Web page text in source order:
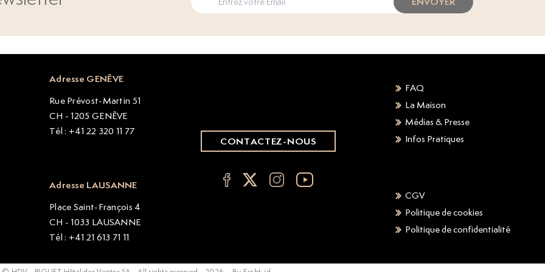
Adresse GENÈVE
Rue Prévost-Martin 51
CH - 1205 GENÈVE
Tél : +41 22 320 11 77
Adresse LAUSANNE
Place Saint-François 4
CH - 1033 LAUSANNE
Tél : +41 21 613 71 11
CONTACTEZ-NOUS
FAQ
La Maison
Médias & Presse
Infos Pratiques
CGV
Politique de cookies
Politique de confidentialité